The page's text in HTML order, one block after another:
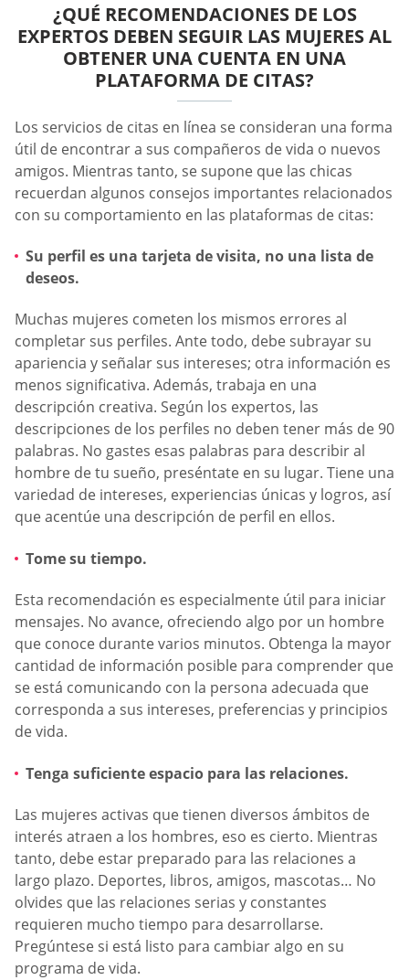
¿QUÉ RECOMENDACIONES DE LOS
EXPERTOS DEBEN SEGUIR LAS MUJERES AL
OBTENER UNA CUENTA EN UNA
PLATAFORMA DE CITAS?
Los servicios de citas en línea se consideran una forma
útil de encontrar a sus compañeros de vida o nuevos
amigos. Mientras tanto, se supone que las chicas
recuerdan algunos consejos importantes relacionados
con su comportamiento en las plataformas de citas:
Su perfil es una tarjeta de visita, no una lista de
deseos.
Muchas mujeres cometen los mismos errores al
completar sus perfiles. Ante todo, debe subrayar su
apariencia y señalar sus intereses; otra información es
menos significativa. Además, trabaja en una
descripción creativa. Según los expertos, las
descripciones de los perfiles no deben tener más de 90
palabras. No gastes esas palabras para describir al
hombre de tu sueño, preséntate en su lugar. Tiene una
variedad de intereses, experiencias únicas y logros, así
que acentúe una descripción de perfil en ellos.
Tome su tiempo.
Esta recomendación es especialmente útil para iniciar
mensajes. No avance, ofreciendo algo por un hombre
que conoce durante varios minutos. Obtenga la mayor
cantidad de información posible para comprender que
se está comunicando con la persona adecuada que
corresponda a sus intereses, preferencias y principios
de vida.
Tenga suficiente espacio para las relaciones.
Las mujeres activas que tienen diversos ámbitos de
interés atraen a los hombres, eso es cierto. Mientras
tanto, debe estar preparado para las relaciones a
largo plazo. Deportes, libros, amigos, mascotas… No
olvides que las relaciones serias y constantes
requieren mucho tiempo para desarrollarse.
Pregúntese si está listo para cambiar algo en su
programa de vida.